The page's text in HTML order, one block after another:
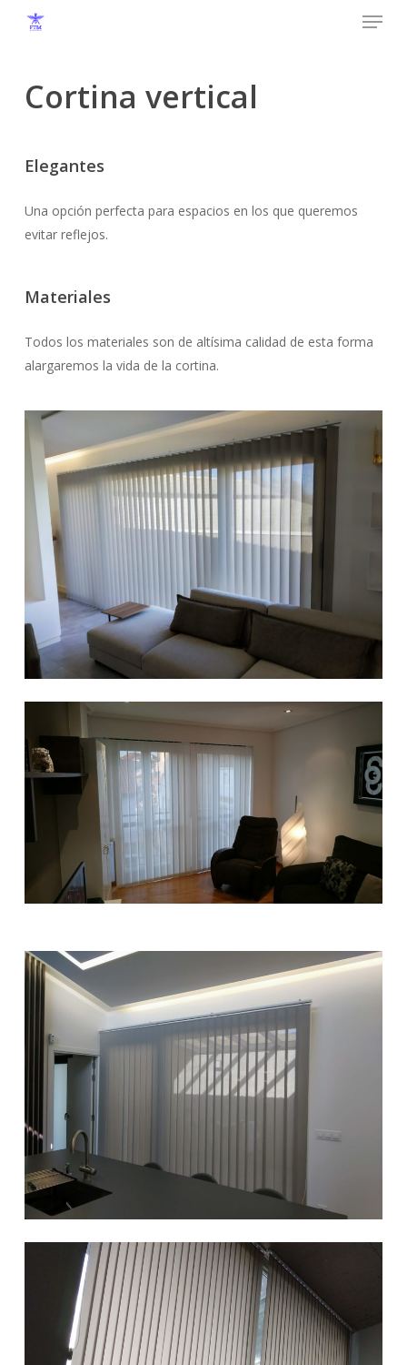
content
Menu
Cortina vertical
Elegantes
Una opción perfecta para espacios en los que queremos
evitar reflejos.
Materiales
Todos los materiales son de altísima calidad de esta forma
alargaremos la vida de la cortina.